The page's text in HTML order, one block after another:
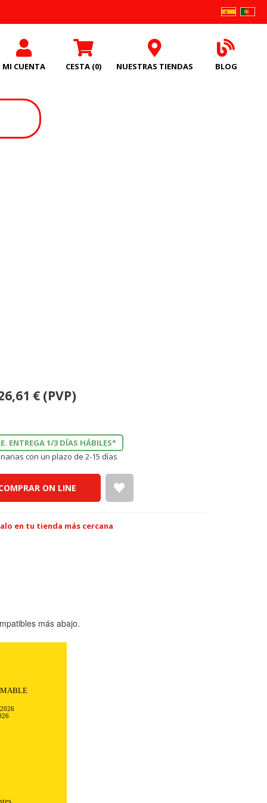
MI CUENTA CESTA (0) NUESTRAS TIENDAS BLOG
€ (PVP)
ENTREGA 1/3 DÍAS HÁBILES*
con un plazo de 2-15 días
ON LINE
en tu tienda más cercana
más abajo.